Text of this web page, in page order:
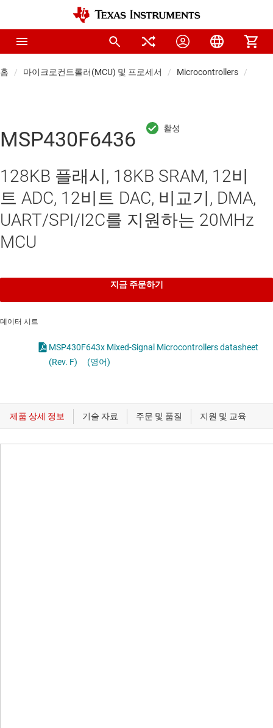
홈 마이크로컨트롤러(MCU) 및 프로세서 Microcontrollers
MSP430F6436
128KB 플래시, 18KB SRAM, 12비
트 ADC, 12비트 DAC, 비교기, DMA,
UART/SPI/I2C를 지원하는 20MHz
MCU
지금 주문하기
데이터 시트
MSP430F643x Mixed-Signal Microcontrollers datasheet
(Rev. F)
(영어)